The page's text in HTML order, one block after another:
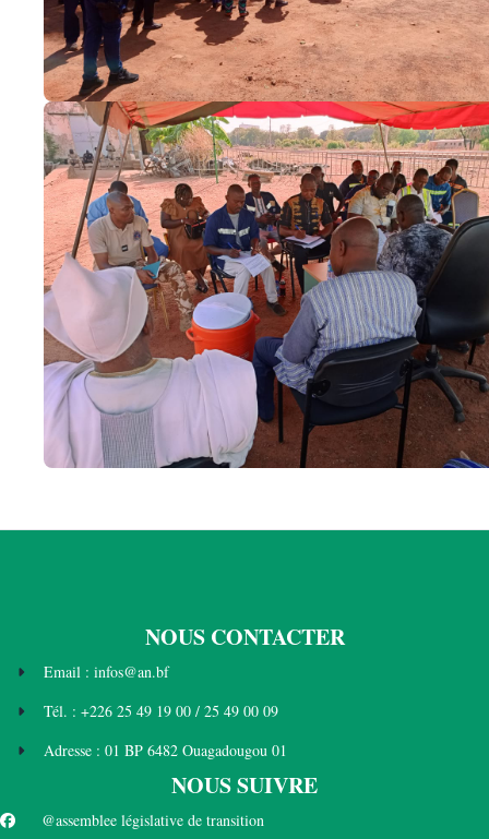
NOUS CONTACTER
Email : infos@an.bf
Tél. : +226 25 49 19 00 / 25 49 00 09
Adresse : 01 BP 6482 Ouagadougou 01
NOUS SUIVRE
@assemblee législative de transition